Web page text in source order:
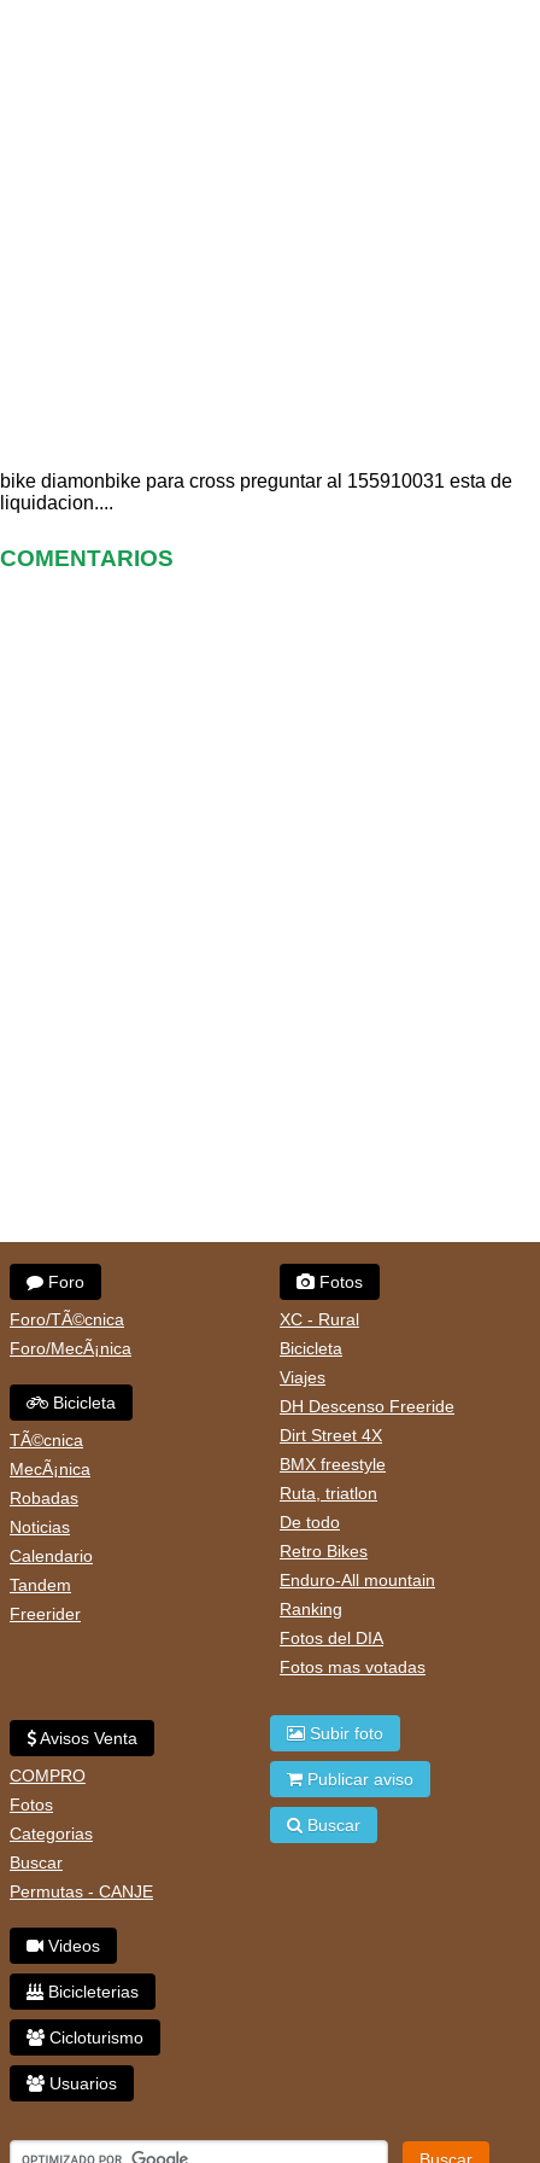
bike diamonbike para cross preguntar al 155910031 esta de
liquidacion....
COMENTARIOS
Foro
Foro/TÃ©cnica
Foro/MecÃ¡nica
Bicicleta
TÃ©cnica
MecÃ¡nica
Robadas
Noticias
Calendario
Tandem
Freerider
Fotos
XC - Rural
Bicicleta
Viajes
DH Descenso Freeride
Dirt Street 4X
BMX freestyle
Ruta, triatlon
De todo
Retro Bikes
Enduro-All mountain
Ranking
Fotos del DIA
Fotos mas votadas
Avisos Venta
COMPRO
Fotos
Categorias
Buscar
Permutas - CANJE
Videos
Bicicleterias
Cicloturismo
Usuarios
Subir foto
Publicar aviso
Buscar